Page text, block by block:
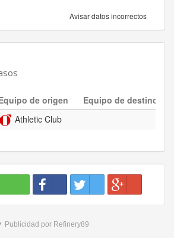
Avisar datos incorrectos
de origen Equipo de destino
Athletic Club
Publicidad por Refinery89